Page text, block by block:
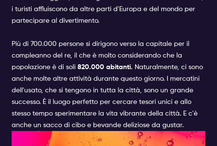
i turisti affluiscono da altre parti d'Europa e del mondo per
partecipare al divertimento.
Più di 700.000 persone si dirigono verso la capitale per il
compleanno del re, il che è molto considerando che la
popolazione è di soli 820.000 abitanti. Naturalmente, ci sono
anche molte altre attività durante questo giorno. I mercatini
dell'usato, che si tengono in tutta la città, sono un grande
successo. È il luogo perfetto per cercare tesori unici e allo
stesso tempo sperimentare la vita vibrante della città. E c'è
anche un sacco di cibo e bevande deliziose da gustar.
TRADIZIONI DEL GIORNO DEL